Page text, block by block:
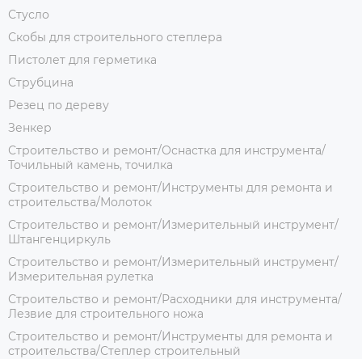
Стусло
Скобы для строительного степлера
Пистолет для герметика
Струбцина
Резец по дереву
Зенкер
Строительство и ремонт/Оснастка для инструмента/
Точильный камень, точилка
Строительство и ремонт/Инструменты для ремонта и
строительства/Молоток
Строительство и ремонт/Измерительный инструмент/
Штангенциркуль
Строительство и ремонт/Измерительный инструмент/
Измерительная рулетка
Строительство и ремонт/Расходники для инструмента/
Лезвие для строительного ножа
Строительство и ремонт/Инструменты для ремонта и
строительства/Степлер строительный